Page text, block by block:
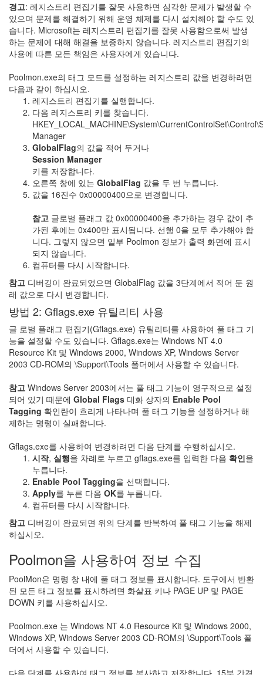
경고: 레지스트리 편집기를 잘못 사용하면 심각한 문제가 발생할 수
있으며 문제를 해결하기 위해 운영 체제를 다시 설치해야 할 수도 있
습니다. Microsoft는 레지스트리 편집기를 잘못 사용함으로써 발생
하는 문제에 대해 해결을 보증하지 않습니다. 레지스트리 편집기의
사용에 따른 모든 책임은 사용자에게 있습니다.
Poolmon.exe의 태그 모드를 설정하는 레지스트리 값을 변경하려면
다음과 같이 하십시오.
레지스트리 편집기를 실행합니다.
다음 레지스트리 키를 찾습니다.
Manager
GlobalFlag의 값을 적어 두거나
Session Manager
키를 저장합니다.
오른쪽 창에 있는 GlobalFlag 값을 두 번 누릅니다.
값을 16진수 0x00000400으로 변경합니다.
참고 글로벌 플래그 값 0x00000400을 추가하는 경우 값이 추
가된 후에는 0x400만 표시됩니다. 선행 0을 모두 추가해야 합
니다. 그렇지 않으면 일부 Poolmon 정보가 출력 화면에 표시
되지 않습니다.
컴퓨터를 다시 시작합니다.
참고 디버깅이 완료되었으면 GlobalFlag 값을 3단계에서 적어 둔 원
래 값으로 다시 변경합니다.
방법 2: Gflags.exe 유틸리티 사용
글 로벌 플래그 편집기(Gflags.exe) 유틸리티를 사용하여 풀 태그 기
능을 설정할 수도 있습니다. Gflags.exe는 Windows NT 4.0
Resource Kit 및 Windows 2000, Windows XP, Windows Server
2003 CD-ROM의 \Support\Tools 폴더에서 사용할 수 있습니다.
참고 Windows Server 2003에서는 풀 태그 기능이 영구적으로 설정
되어 있기 때문에 Global Flags 대화 상자의 Enable Pool
Tagging 확인란이 흐리게 나타나며 풀 태그 기능을 설정하거나 해
제하는 명령이 실패합니다.
Gflags.exe를 사용하여 변경하려면 다음 단계를 수행하십시오.
시작, 실행을 차례로 누르고 gflags.exe를 입력한 다음 확인을
누릅니다.
Enable Pool Tagging을 선택합니다.
Apply를 누른 다음 OK를 누릅니다.
컴퓨터를 다시 시작합니다.
참고 디버깅이 완료되면 위의 단계를 반복하여 풀 태그 기능을 해제
하십시오.
Poolmon을 사용하여 정보 수집
PoolMon은 명령 창 내에 풀 태그 정보를 표시합니다. 도구에서 반환
된 모든 태그 정보를 표시하려면 화살표 키나 PAGE UP 및 PAGE
DOWN 키를 사용하십시오.
Poolmon.exe 는 Windows NT 4.0 Resource Kit 및 Windows 2000,
Windows XP, Windows Server 2003 CD-ROM의 \Support\Tools 폴
더에서 사용할 수 있습니다.